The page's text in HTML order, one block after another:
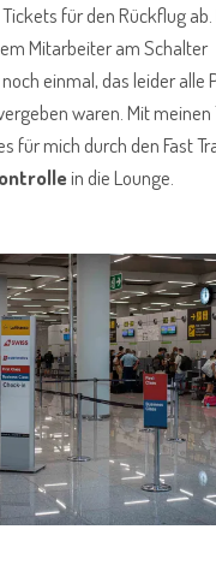
für den Rückflug
Mitarbeiter am Schalter
einmal, das leider alle
waren. Mit meinen
für mich durch den Fast
in die Lounge.